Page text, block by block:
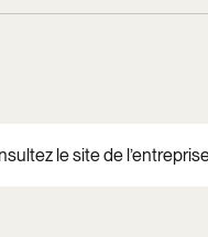
le site de